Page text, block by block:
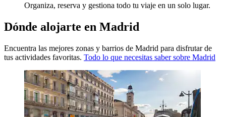
Organiza, reserva y gestiona todo tu viaje en un solo lugar.
Dónde alojarte en Madrid
Encuentra las mejores zonas y barrios de Madrid para disfrutar de
tus actividades favoritas. Todo lo que necesitas saber sobre Madrid